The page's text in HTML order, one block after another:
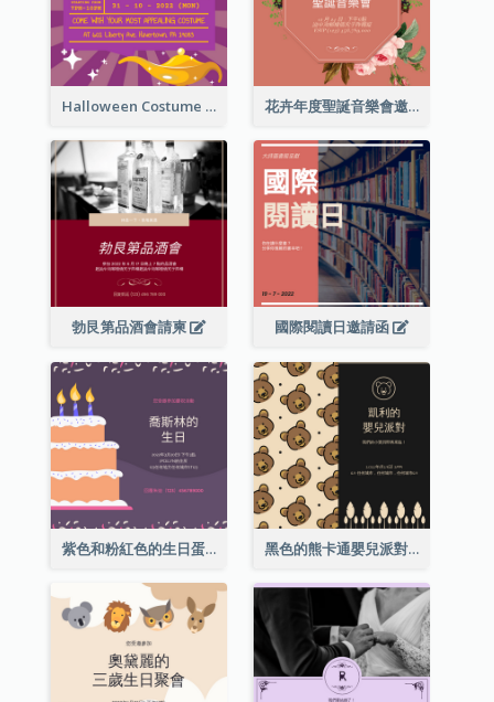
Halloween Costume Party Invitation 花卉年度聖誕音樂會邀請函
勃艮第品酒會請柬 國際閱讀日邀請函
紫色和粉紅色的生日蛋糕插圖聚會請柬 黑色的熊卡通嬰兒派對請柬